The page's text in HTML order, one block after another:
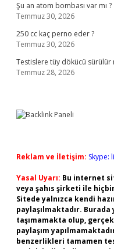
Şu an atom bombası var mı ?
Temmuz 30, 2026
250 cc kaç perno eder ?
Temmuz 30, 2026
Testislere tüy dökücü sürülür
Temmuz 28, 2026
Reklam ve İletişim: Skype:
Yasal Uyarı: Bu internet
veya şahıs şirketi ile
Sitede yalnızca kendi
paylaşılmaktadır.
taşımamakta olup,
paylaşım
benzerlikleri tamamen